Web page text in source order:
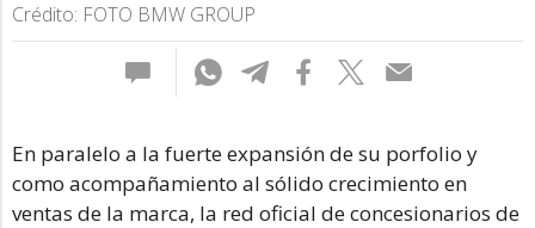
Crédito: FOTO BMW GROUP
En paralelo a la fuerte expansión de su porfolio y
como acompañamiento al sólido crecimiento en
ventas de la marca, la red oficial de concesionarios de